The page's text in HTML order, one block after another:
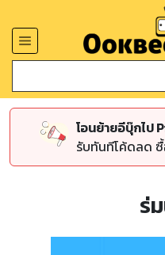
โอนย้ายอีบุ๊กไป
รับทันทีโค้ดลด ซื้
ร่